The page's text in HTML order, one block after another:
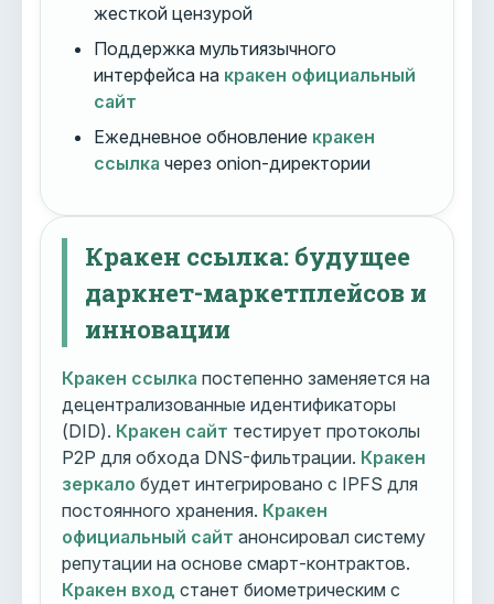
жесткой цензурой
Поддержка мультиязычного
интерфейса на кракен официальный
сайт
Ежедневное обновление кракен
ссылка через onion-директории
Кракен ссылка: будущее
даркнет-маркетплейсов и
инновации
Кракен ссылка постепенно заменяется на
децентрализованные идентификаторы
(DID). Кракен сайт тестирует протоколы
P2P для обхода DNS-фильтрации. Кракен
зеркало будет интегрировано с IPFS для
постоянного хранения. Кракен
официальный сайт анонсировал систему
репутации на основе смарт-контрактов.
Кракен вход станет биометрическим с